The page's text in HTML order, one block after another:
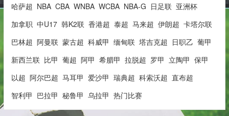
哈萨超 NBA CBA WNBA WCBA NBA-G 日足联 亚洲杯
加拿职 中U17 韩K2联 香港超 泰超 马来超 伊朗超 卡塔尔联
巴林超 阿曼联 蒙古超 科威甲 缅甸联 塔吉克超 日职乙 葡甲
新西兰联 比甲 葡超 阿甲 希腊甲 拉脱超 罗甲 立陶甲 保甲
以超 阿尔巴超 马耳甲 爱沙甲 瑞典超 科索沃超 直布超
智利甲 巴拉甲 秘鲁甲 乌拉甲 热门比赛